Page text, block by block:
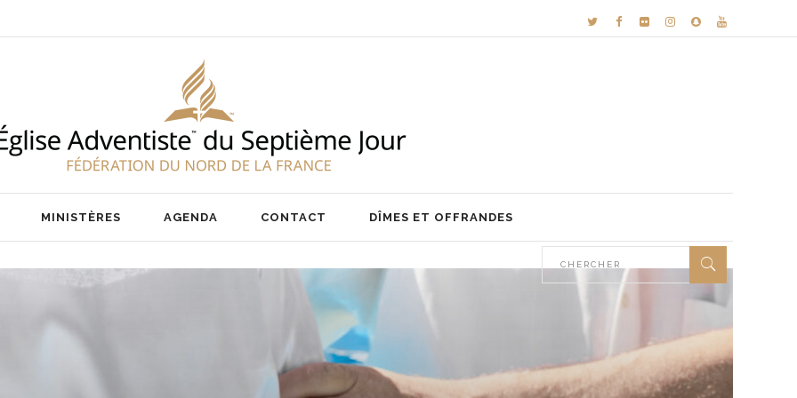
MINISTÈRES AGENDA CONTACT DÎMES ET OFFRANDES
NOTRE ÉQUIPE